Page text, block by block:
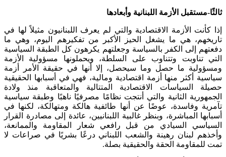
ثالثًا-مستقبل الأزمة اللبنانية وأبعادها
إذا كأنت الأزمة الاقتصادية والتي لم يعرف اللبنانيون مثيلاً لها في
تاريخهم، هي ما يشغل الحيز الأكبر من تفكيرهم اليوم، وهي ما
دفعتهم إلى الكفر بالسياسة وجعلتهم يكرهون كل الطبقة السياسية
التي تناوبت وتتناوب على السلطة، ويحملونها مسؤولية الأزمة
ومسؤولية ما حصل وما سيحصل، إلا أنها في حقيقة الأمر أزمة
سياسية أكثر منها أزمة اقتصادية ومالية، فهي في أسبابها الحقيقية
حصيلة السياسات الاقتصادية المتتالية والمتعاقبة منذ ولادة
الجمهورية الثانية والتي أنتجت نظامًا مصرفيًا ناهبًا وطبقة سياسية
تآمرية وفاسدة، عوضًا عن أنها طائفية هالكة ومتهالكة، لكنها في
أسبابها المباشرة، وبنظر غالبية اللبنانيين، عائدة إلى مصادرة القرار
السياسي السيادي من قبل رافعي شعار المقاومة والممانعة،
وأخذهم لبنان رهينة والشعب اللبناني درعًا بشريًا في صراعات لا
تمت للمقاومة الحقة والحقيقية بصلة.